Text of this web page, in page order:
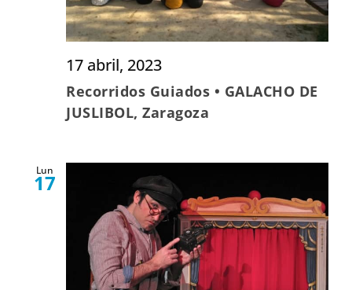
17 abril, 2023
Recorridos Guiados • GALACHO DE
JUSLIBOL, Zaragoza
Lun
17